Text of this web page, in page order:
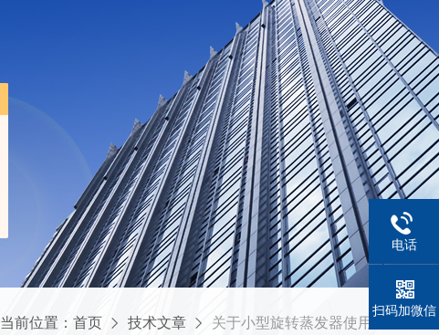
当前位置： 首页 技术文章 关于小型旋转蒸发器使用安全问题
电话
扫码加微信